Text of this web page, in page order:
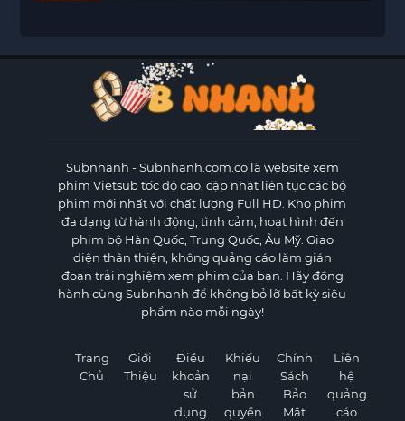
Subnhanh - Subnhanh.com.co là website xem
phim Vietsub tốc độ cao, cập nhật liên tục các bộ
phim mới nhất với chất lượng Full HD. Kho phim
đa dạng từ hành động, tình cảm, hoạt hình đến
phim bộ Hàn Quốc, Trung Quốc, Âu Mỹ. Giao
diện thân thiện, không quảng cáo làm gián
đoạn trải nghiệm xem phim của bạn. Hãy đồng
hành cùng Subnhanh để không bỏ lỡ bất kỳ siêu
phẩm nào mỗi ngày!
Trang
Chủ
Giới
Thiệu
Điều
khoản
sử
dụng
Khiếu
nại
bản
quyền
Chính
Sách
Bảo
Mật
Liên
hệ
quảng
cáo